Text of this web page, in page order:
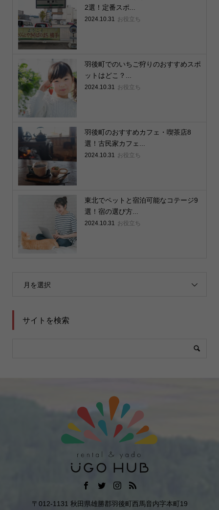
2選！定番スポ...
2024.10.31 お役立ち
羽後町でのいちご狩りのおすすめスポ
ットはどこ？...
2024.10.31 お役立ち
羽後町のおすすめカフェ・喫茶店8
選！古民家カフェ...
2024.10.31 お役立ち
東北でペットと宿泊可能なコテージ9
選！宿の選び方...
2024.10.31 お役立ち
月を選択
サイトを検索
〒012-1131 秋田県雄勝郡羽後町西馬音内字本町19